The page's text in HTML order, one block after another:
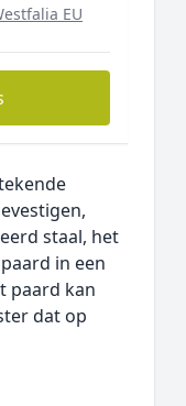
EU
staal, het
in een
paard kan
dat op